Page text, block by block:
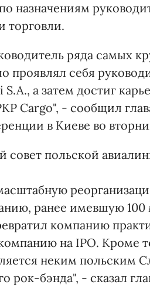
назначениям
торговли.
ряда самых
проявлял себя
а затем достиг
Cargo", - сообщил
в Киеве во
совет польской
ранее имевшую
компанию
на IPO. Кроме
неким польским
рок-бэнда", - сказал